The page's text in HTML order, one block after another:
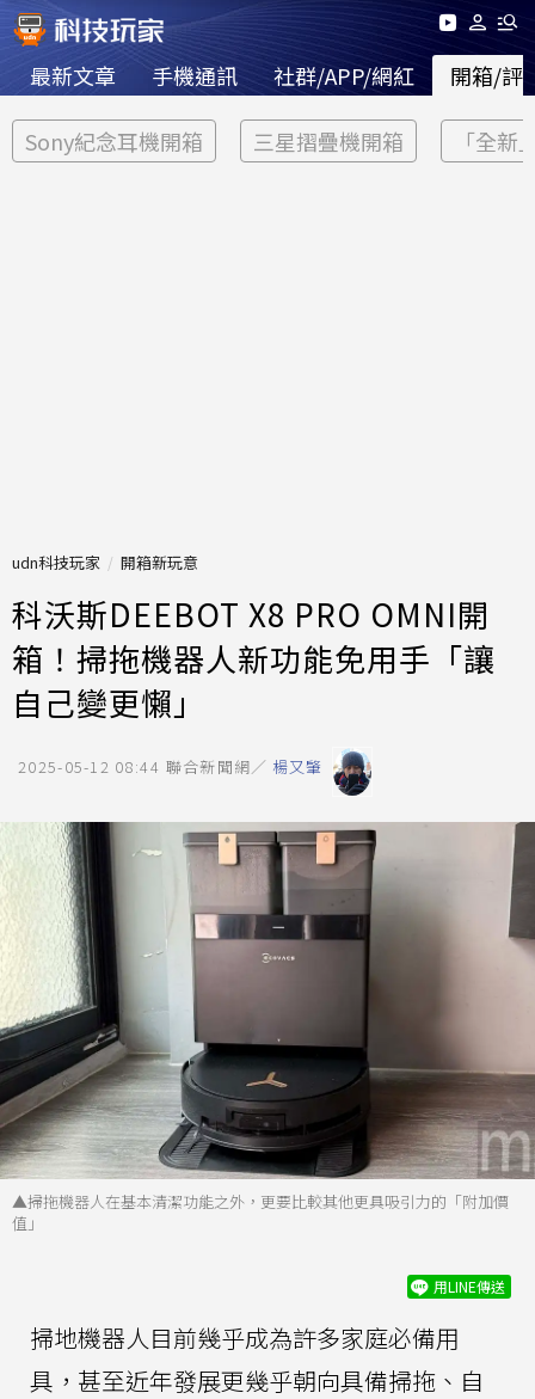
最新文章 手機通訊 社群/APP/網紅 開箱/評
Sony紀念耳機開箱 三星摺疊機開箱 「全新
udn科技玩家 開箱新玩意
科沃斯DEEBOT X8 PRO OMNI開
箱！掃拖機器人新功能免用手「讓
自己變更懶」
2025-05-12 08:44 聯合新聞網／ 楊又肇
▲掃拖機器人在基本清潔功能之外，更要比較其他更具吸引力的「附加價
值」
用LINE傳送
掃地機器人目前幾乎成為許多家庭必備用
具，甚至近年發展更幾乎朝向具備掃拖、自